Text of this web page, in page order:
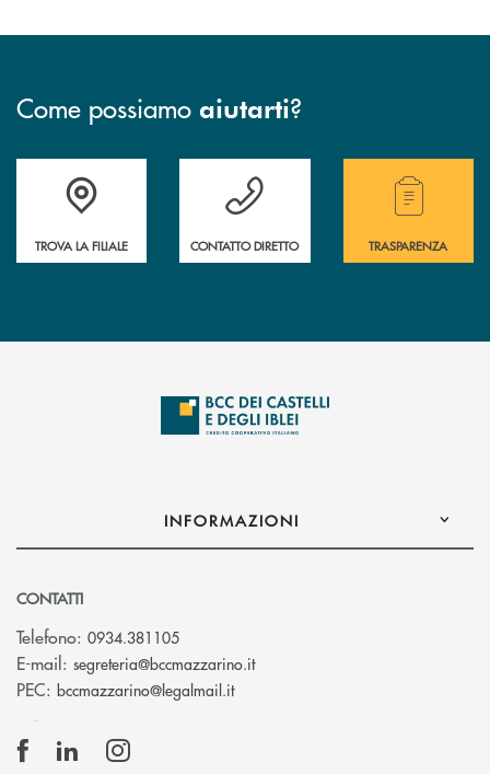
Come possiamo aiutarti?
Accedi all' elenco completo delle filiali .
TROVA LA FILIALE
Hai bisogno di assistenza immediata?
CONTATTO DIRETTO
Hai bisogno di
TRASPARENZA
INFORMAZIONI
CONTATTI
Telefono: 0934.381105
E-mail: segreteria@bccmazzarino.it(si apre l’app di posta
PEC: bccmazzarino@legalmail.it(si apre l’app di posta elettronica)